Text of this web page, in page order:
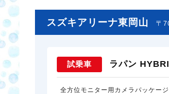
スズキアリーナ東岡山 〒
試乗車 ラパン
全方位モニター用カメラパッケー